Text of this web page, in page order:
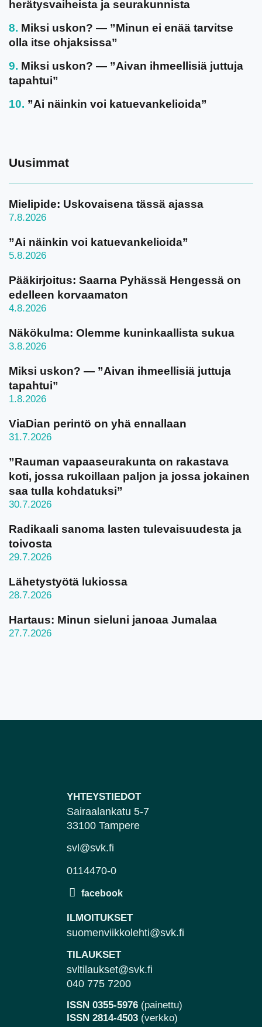
herätysvaiheista ja seurakunnista
Miksi uskon? — ”Minun ei enää tarvitse
olla itse ohjaksissa”
Miksi uskon? — ”Aivan ihmeellisiä juttuja
tapahtui”
”Ai näinkin voi katuevankelioida”
Uusimmat
Mielipide: Uskovaisena tässä ajassa
7.8.2026
”Ai näinkin voi katuevankelioida”
5.8.2026
Pääkirjoitus: Saarna Pyhässä Hengessä on
edelleen korvaamaton
4.8.2026
Näkökulma: Olemme kuninkaallista sukua
3.8.2026
Miksi uskon? — ”Aivan ihmeellisiä juttuja
tapahtui”
1.8.2026
ViaDian perintö on yhä ennallaan
31.7.2026
”Rauman vapaaseurakunta on rakastava
koti, jossa rukoillaan paljon ja jossa jokainen
saa tulla kohdatuksi”
30.7.2026
Radikaali sanoma lasten tulevaisuudesta ja
toivosta
29.7.2026
Lähetystyötä lukiossa
28.7.2026
Hartaus: Minun sieluni janoaa Jumalaa
27.7.2026
YHTEYSTIEDOT
Sairaalankatu 5-7
33100 Tampere
svl@svk.fi
0114470-0
ILMOITUKSET
suomenviikkolehti@svk.fi
TILAUKSET
svltilaukset@svk.fi
040 775 7200
ISSN 0355-5976 (painettu)
ISSN 2814-4503 (verkko)